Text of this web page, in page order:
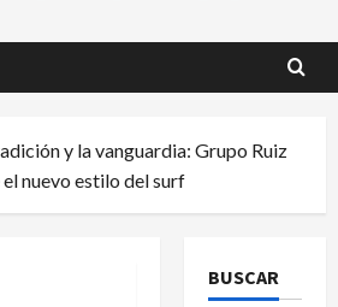
y la vanguardia: Grupo Ruiz
nuevo estilo del surf
BUSCAR